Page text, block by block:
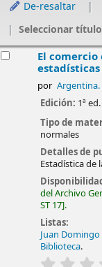
De-resaltar
Seleccionar
El
por Argentina.
Edición: 1ª ed.
Tipo de
normales
Detalles de
Estadística de
del Archivo
ST 17 .
Listas:
Juan
Biblioteca.
valoración